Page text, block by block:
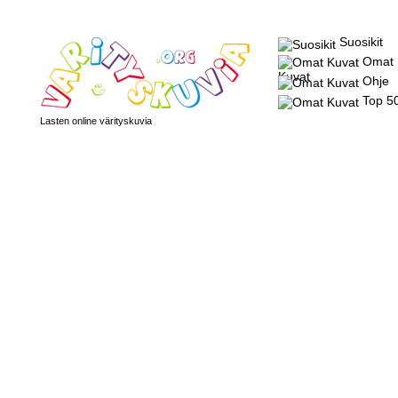
Lasten online värityskuvia
Suosikit
Omat
Kuvat
Ohje
Top